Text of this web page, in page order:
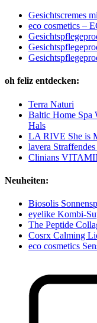
Gesichtscremes
eco cosmetics –
oh feliz entdecken:
Terra Naturi
Baltic Home Spa
Hals
LA RIVE She is
lavera
Clinians
Neuheiten:
Biosolis
eyelike Kombi-
The Peptide
Cosrx Calming
eco cosmetics